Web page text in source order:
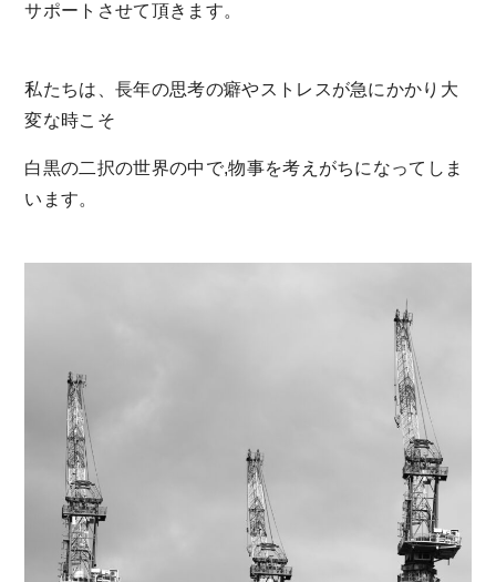
サポートさせて頂きます。
私たちは、長年の思考の癖やストレスが急にかかり大
変な時こそ
白黒の二択の世界の中で,物事を考えがちになってしま
います。